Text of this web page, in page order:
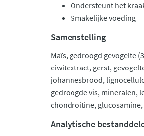
Ondersteunt het
Smakelijke voeding
Samenstelling
Maïs, gedroogd gevogelte
eiwitextract, gerst,
johannesbrood,
gedroogde vis, mineralen,
chondroitine,
Analytische